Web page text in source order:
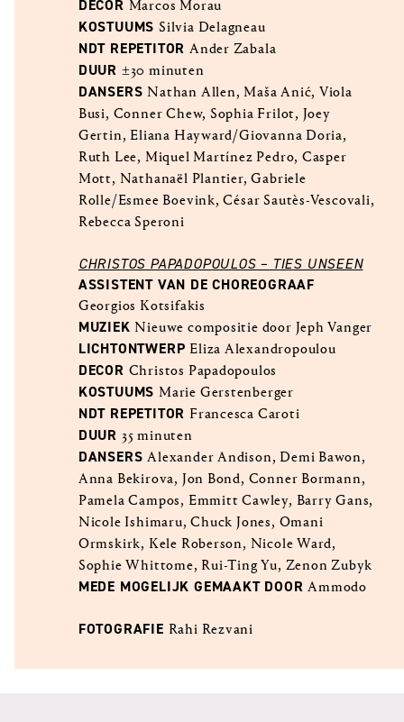
DECOR Marcos Morau
KOSTUUMSSilvia Delagneau
NDT REPETITOR Ander Zabala
DUUR ±30 minuten
DANSERSNathan Allen, Maša Anić, Viola
Busi, Conner Chew, Sophia Frilot, Joey
Gertin, Eliana Hayward/Giovanna Doria,
Ruth Lee, Miquel Martínez Pedro, Casper
Mott, Nathanaël Plantier, Gabriele
Rolle/Esmee Boevink, César Sautès-Vescovali,
Rebecca Speroni
CHRISTOS PAPADOPOULOS – TIES UNSEEN
ASSISTENT VAN DE CHOREOGRAAF
Georgios Kotsifakis
MUZIEKNieuwe compositie door Jeph Vanger
LICHTONTWERPEliza Alexandropoulou
DECOR Christos Papadopoulos
KOSTUUMSMarie Gerstenberger
NDT REPETITOR Francesca Caroti
DUUR 35 minuten
DANSERSAlexander Andison, Demi Bawon,
Anna Bekirova, Jon Bond, Conner Bormann,
Pamela Campos, Emmitt Cawley, Barry Gans,
Nicole Ishimaru, Chuck Jones, Omani
Ormskirk, Kele Roberson, Nicole Ward,
Sophie Whittome, Rui-Ting Yu, Zenon Zubyk
MEDE MOGELIJK GEMAAKT DOORAmmodo
FOTOGRAFIE Rahi Rezvani